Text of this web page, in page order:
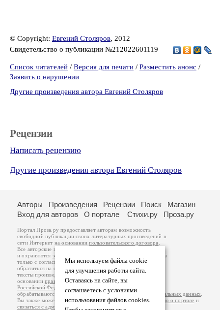
© Copyright: Евгений Столяров, 2012
Свидетельство о публикации №212022601119
Список читателей / Версия для печати / Разместить анонс /
Заявить о нарушении
Другие произведения автора Евгений Столяров
Рецензии
Написать рецензию
Другие произведения автора Евгений Столяров
Мы используем файлы cookie
для улучшения работы сайта.
Оставаясь на сайте, вы
соглашаетесь с условиями
использования файлов cookies.
Авторы Произведения Рецензии Поиск
Магазин
Вход для авторов
О портале Стихи.ру Проза.ру
Портал Проза.ру предоставляет авторам возможность
свободной публикации своих литературных произведений в
сети Интернет на основаниипользовательского договора
Все авторские права на произведения принадлежат авторам
и охраняются законом
. Перепечатка произведений возможна
только с согласия его автора, к которому вы можете
обратиться на его авторской странице. Ответственность за
тексты произведений авторы несут самостоятельно на
основанииправил публикацииизаконодательства
Российской Федерации
обрабатываются на основанииПолитики обработки персональных данных
Вы также можете посмотреть более подробнуюинформацию о портале и
связаться с администрацией